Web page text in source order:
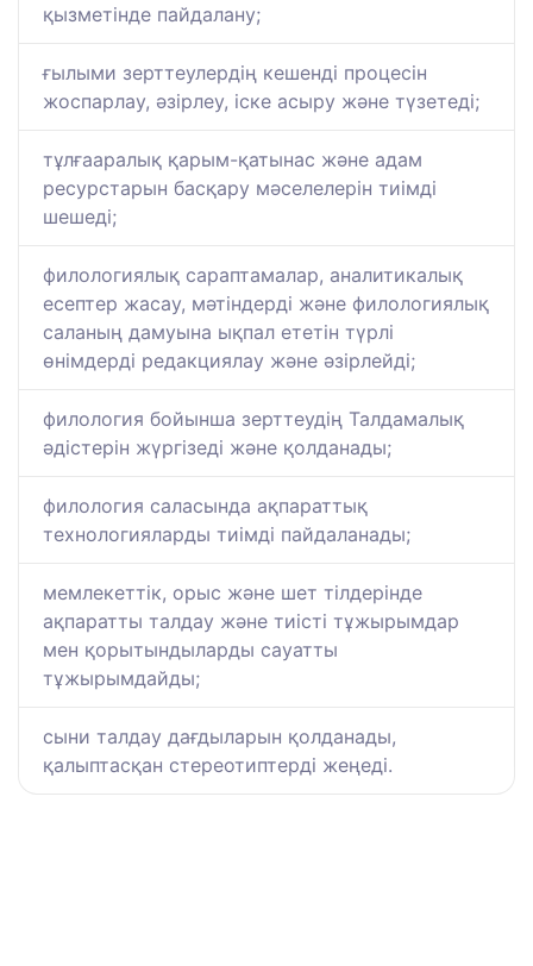
қызметінде пайдалану;
ғылыми зерттеулердің кешенді процесін
жоспарлау, әзірлеу, іске асыру және түзетеді;
тұлғааралық қарым-қатынас және адам
ресурстарын басқару мәселелерін тиімді
шешеді;
филологиялық сараптамалар, аналитикалық
есептер жасау, мәтіндерді және филологиялық
саланың дамуына ықпал ететін түрлі
өнімдерді редакциялау және әзірлейді;
филология бойынша зерттеудің Талдамалық
әдістерін жүргізеді және қолданады;
филология саласында ақпараттық
технологияларды тиімді пайдаланады;
мемлекеттік, орыс және шет тілдерінде
ақпаратты талдау және тиісті тұжырымдар
мен қорытындыларды сауатты
тұжырымдайды;
сыни талдау дағдыларын қолданады,
қалыптасқан стереотиптерді жеңеді.